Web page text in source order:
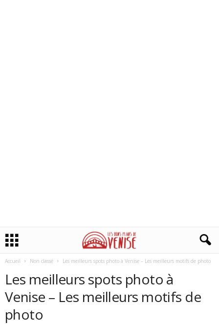
Accueil Non classé Les meilleurs spots photo à Venise – Les meilleurs motifs de photo
Les meilleurs spots photo à
Venise – Les meilleurs motifs de
photo